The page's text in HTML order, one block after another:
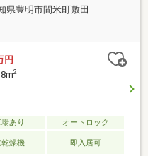
県豊明市間米町敷田
円
2
あり
オートロック
乾燥機 即入居可